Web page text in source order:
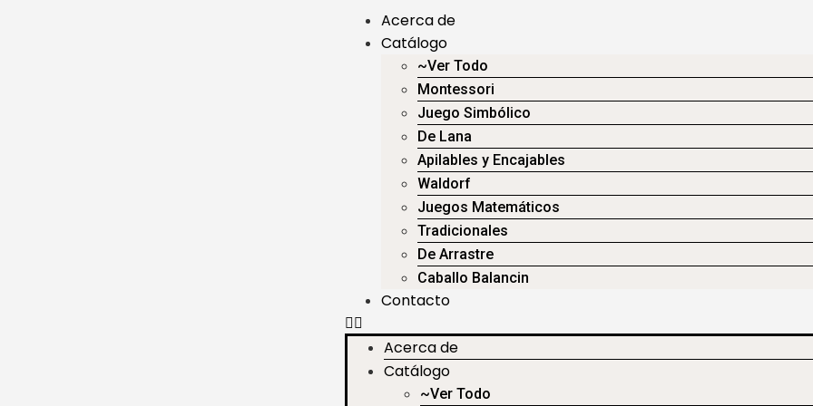
Acerca de
Catálogo
~Ver Todo
Montessori
Juego Simbólico
De Lana
Apilables y Encajables
Waldorf
Juegos Matemáticos
Tradicionales
De Arrastre
Caballo Balancin
Contacto
Acerca de
Catálogo
~Ver Todo